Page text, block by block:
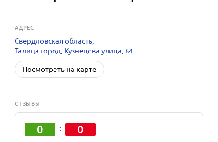
АДРЕС
Свердловская область,
Талица город, Кузнецова улица, 64
Посмотреть на карте
ОТЗЫВЫ
0 : 0